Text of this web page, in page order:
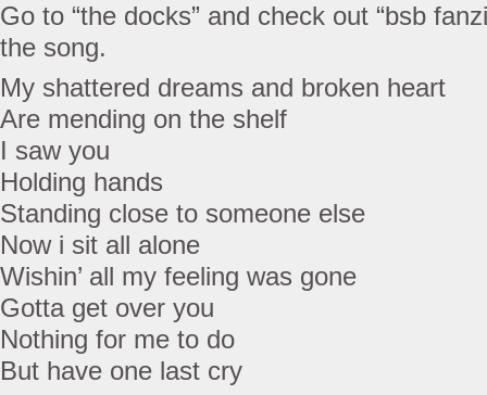
Go to “the docks” and check out “bsb
the song.
My shattered dreams and broken heart
Are mending on the shelf
I saw you
Holding hands
Standing close to someone else
Now i sit all alone
Wishin’ all my feeling was gone
Gotta get over you
Nothing for me to do
But have one last cry